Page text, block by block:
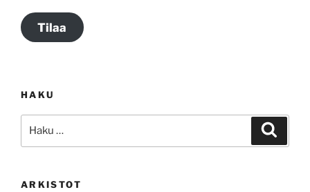
Tilaa
HAKU
ARKISTOT